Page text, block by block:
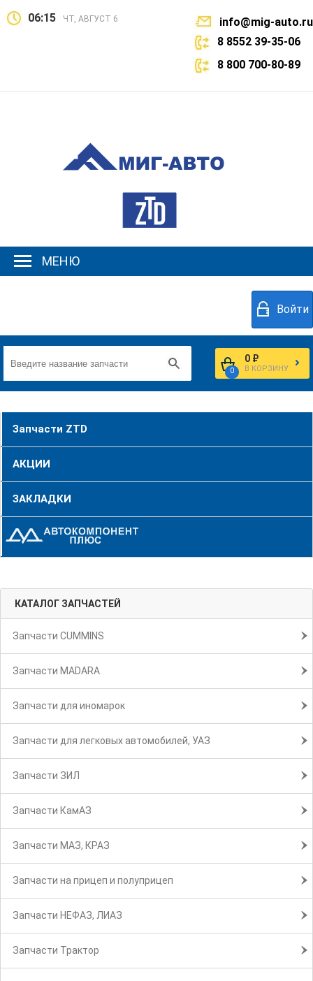
06:15 ЧТ, АВГУСТ 6
info@mig-auto.ru
8 8552 39-35-06
8 800 700-80-89
МЕНЮ
Войти
0
0 ₽
В КОРЗИНУ
Запчасти ZTD
АКЦИИ
ЗАКЛАДКИ
КАТАЛОГ ЗАПЧАСТЕЙ
Запчасти CUMMINS
Запчасти MADARA
Запчасти для иномарок
Запчасти для легковых автомобилей, УАЗ
Запчасти ЗИЛ
Запчасти КамАЗ
Запчасти МАЗ, КРАЗ
Запчасти на прицеп и полуприцеп
Запчасти НЕФАЗ, ЛИАЗ
Запчасти Трактор